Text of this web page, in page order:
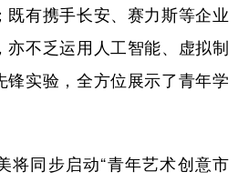
有携手长安、赛力斯等企业
不乏运用人工智能、虚拟制
锋实验，全方位展示了青年学
同步启动“青年艺术创意市